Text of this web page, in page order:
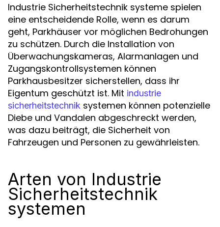
Industrie Sicherheitstechnik systeme spielen
eine entscheidende Rolle, wenn es darum
geht, Parkhäuser vor möglichen Bedrohungen
zu schützen. Durch die Installation von
Überwachungskameras, Alarmanlagen und
Zugangskontrollsystemen können
Parkhausbesitzer sicherstellen, dass ihr
Eigentum geschützt ist. Mit industrie
sicherheitstechnik systemen können potenzielle
Diebe und Vandalen abgeschreckt werden,
was dazu beiträgt, die Sicherheit von
Fahrzeugen und Personen zu gewährleisten.
Arten von Industrie
Sicherheitstechnik
systemen